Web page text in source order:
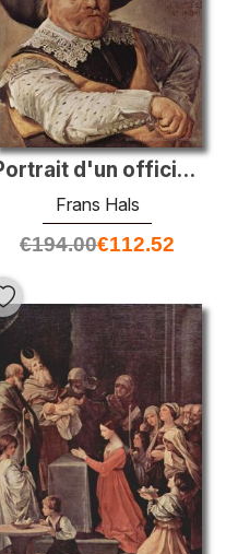
Portrait d'un officier assis
Frans Hals
€194.00€112.52